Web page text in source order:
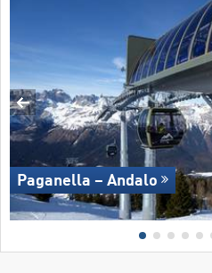
Paganella – Andalo